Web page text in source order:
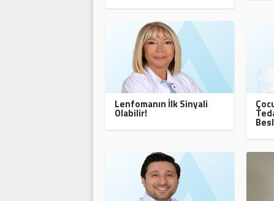
Lenfomanın İlk Sinyali
Olabilir!